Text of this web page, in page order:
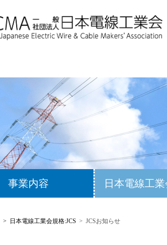
事業内容 日本電線工
日本電線工業会規格:JCS JCSお知らせ